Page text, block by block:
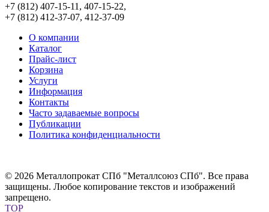
+7 (812) 407-15-11, 407-15-22,
+7 (812) 412-37-07, 412-37-09
О компании
Каталог
Прайс-лист
Корзина
Услуги
Информация
Контакты
Часто задаваемые вопросы
Публикации
Политика конфиденциальности
© 2026 Металлопрокат СПб "Металлсоюз СПб". Все права
защищены. Любое копирование текстов и изображений
запрещено.
TOP